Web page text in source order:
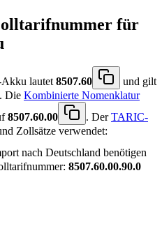
für
lautet8507.60
und gilt
Die Kombinierte Nomenklatur
8507.60.00 . DerTARIC-
Zollsätze verwendet:
nach Deutschland benötigen
8507.60.00.90.0